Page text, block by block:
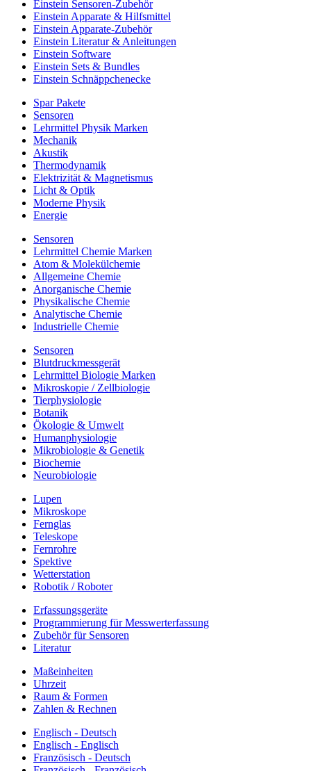
Einstein Sensoren-Zubehör
Einstein Apparate & Hilfsmittel
Einstein Apparate-Zubehör
Einstein Literatur & Anleitungen
Einstein Software
Einstein Sets & Bundles
Einstein Schnäppchenecke
Spar Pakete
Sensoren
Lehrmittel Physik Marken
Mechanik
Akustik
Thermodynamik
Elektrizität & Magnetismus
Licht & Optik
Moderne Physik
Energie
Sensoren
Lehrmittel Chemie Marken
Atom & Molekülchemie
Allgemeine Chemie
Anorganische Chemie
Physikalische Chemie
Analytische Chemie
Industrielle Chemie
Sensoren
Blutdruckmessgerät
Lehrmittel Biologie Marken
Mikroskopie / Zellbiologie
Tierphysiologie
Botanik
Ökologie & Umwelt
Humanphysiologie
Mikrobiologie & Genetik
Biochemie
Neurobiologie
Lupen
Mikroskope
Fernglas
Teleskope
Fernrohre
Spektive
Wetterstation
Robotik / Roboter
Erfassungsgeräte
Programmierung für Messwerterfassung
Zubehör für Sensoren
Literatur
Maßeinheiten
Uhrzeit
Raum & Formen
Zahlen & Rechnen
Englisch - Deutsch
Englisch - Englisch
Französisch - Deutsch